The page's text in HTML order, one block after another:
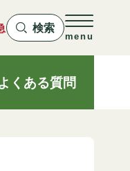
検索
menu
くある質問